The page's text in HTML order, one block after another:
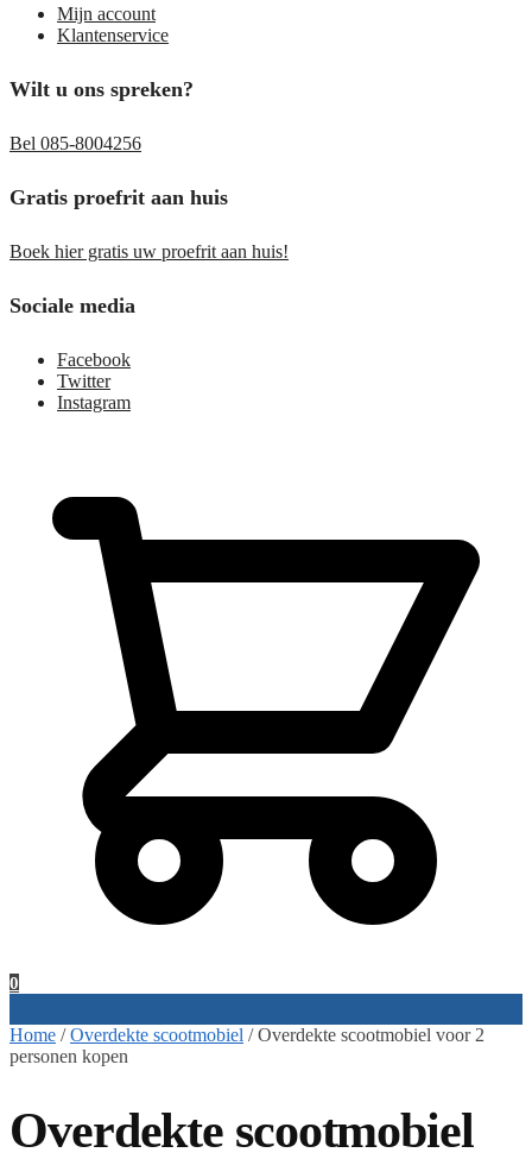
Mijn account
Klantenservice
Wilt u ons spreken?
Bel 085-8004256
Gratis proefrit aan huis
Boek hier gratis uw proefrit aan huis!
Sociale media
Facebook
Twitter
Instagram
0
Home /Overdekte scootmobiel /Overdekte scootmobiel voor 2
personen kopen
Overdekte scootmobiel